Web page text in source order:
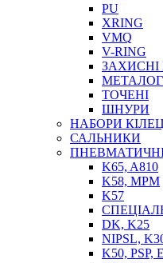
ПІСТОЛЕТИ
НАСОСИ ТА ПОМПИ
НАГНІТАЧІ
МУФТИ (НАСАДКИ)
МАСЛЯНКИ, ЛІЙКИ
ПРЕС-МАСЛЯНКИ
ШЛАНГИ, ТРУБКИ
ШПРИЦИ МАСТИЛЬНІ
PU
XRING
VMQ
V-RING
ЗАХИСНІ
ТОЧЕНІ
ШНУРИ
НАБОРИ
САЛЬНИКИ
K65, A810
K58, MPM
K57
DK, K25
NIPSL,
K50, PSP,